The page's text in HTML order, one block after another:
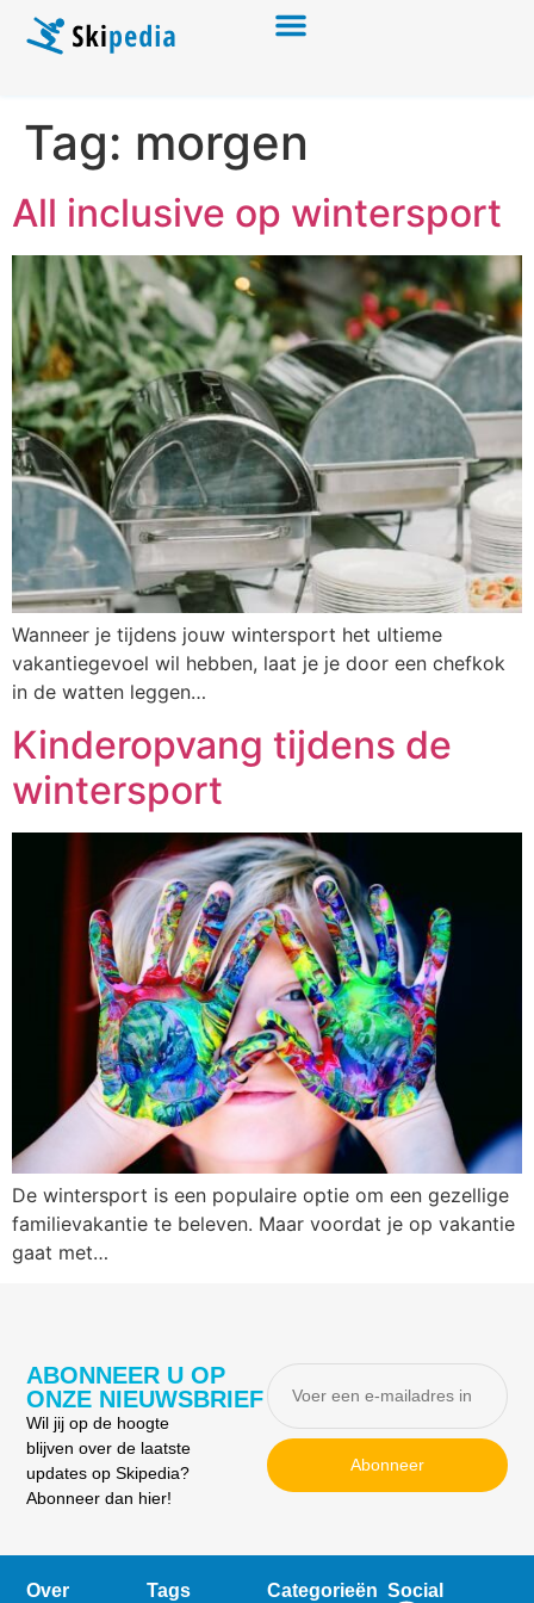
Tag: morgen
All inclusive op wintersport
Wanneer je tijdens jouw wintersport het ultieme
vakantiegevoel wil hebben, laat je je door een chefkok
in de watten leggen…
Kinderopvang tijdens de
wintersport
De wintersport is een populaire optie om een gezellige
familievakantie te beleven. Maar voordat je op vakantie
gaat met…
ABONNEER U OP
ONZE NIEUWSBRIEF
Wil jij op de hoogte
blijven over de laatste
updates op Skipedia?
Abonneer dan hier!
Abonneer
Over Tags Categorieën Social